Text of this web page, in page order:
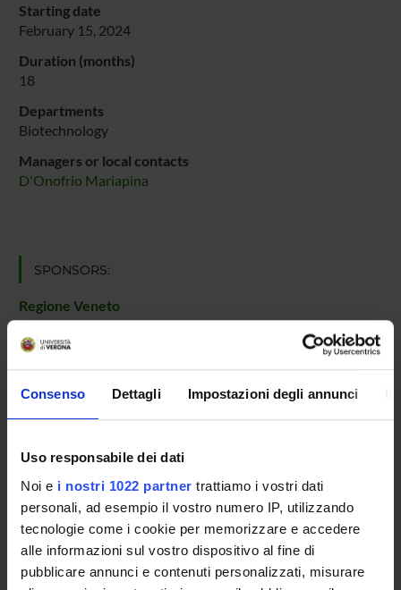
Consenso Dettagli Impostazioni degli annunci
Uso responsabile dei dati
Noi e i nostri 1022 partner trattiamo i vostri dati
personali, ad esempio il vostro numero IP, utilizzando
tecnologie come i cookie per memorizzare e accedere
alle informazioni sul vostro dispositivo al fine di
pubblicare annunci e contenuti personalizzati, misurare
Starting date
February 15, 2024
Duration (months)
18
Departments
Biotechnology
Managers or local contacts
D'Onofrio Mariapina
SPONSORS:
Regione Veneto
Funds:assigned and managed by the department
PROJECT PARTICIPANTS
Associate Professor
RESEARCH AREAS INVOLVED IN THE PROJECT
Proteomica strutturale, funzionale e di espressione
Biological chemistry